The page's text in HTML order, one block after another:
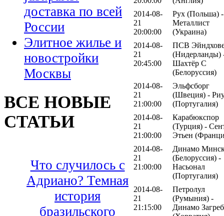
доставка по всей
России
Элитное жилье и
новостройки
Москвы
ВСЕ НОВЫЕ
СТАТЬИ
Что случилось с
Адриано? Темная
история
бразильского
2014-08-
21
20:00:00
Рух (Польша) -
Металлист
(Украина)
2014-08-
21
20:45:00
ПСВ
(Нидерланды)
Шахтёр С
(Белоруссия)
2014-08-
21
21:00:00
Эльфсборг
(Швеция) -
(Португалия)
2014-08-
21
21:00:00
Карабюкспор
(Турция) -
Этьен
2014-08-
21
21:00:00
Динамо
(Белоруссия) -
Насьонал
(Португалия)
2014-08-
21
21:15:00
Петролул
(Румыния) -
Динамо Загреб